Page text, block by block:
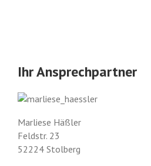
Ihr Ansprechpartner
Marliese Häßler
Feldstr. 23
52224 Stolberg